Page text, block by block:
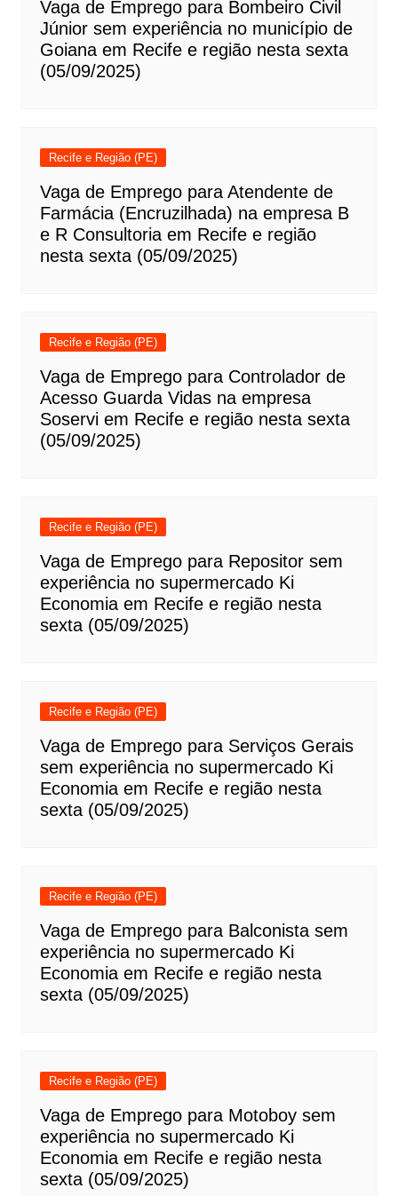
Vaga de Emprego para Bombeiro Civil
Júnior sem experiência no município de
Goiana em Recife e região nesta sexta
(05/09/2025)
Recife e Região (PE)
Vaga de Emprego para Atendente de
Farmácia (Encruzilhada) na empresa B
e R Consultoria em Recife e região
nesta sexta (05/09/2025)
Recife e Região (PE)
Vaga de Emprego para Controlador de
Acesso Guarda Vidas na empresa
Soservi em Recife e região nesta sexta
(05/09/2025)
Recife e Região (PE)
Vaga de Emprego para Repositor sem
experiência no supermercado Ki
Economia em Recife e região nesta
sexta (05/09/2025)
Recife e Região (PE)
Vaga de Emprego para Serviços Gerais
sem experiência no supermercado Ki
Economia em Recife e região nesta
sexta (05/09/2025)
Recife e Região (PE)
Vaga de Emprego para Balconista sem
experiência no supermercado Ki
Economia em Recife e região nesta
sexta (05/09/2025)
Recife e Região (PE)
Vaga de Emprego para Motoboy sem
experiência no supermercado Ki
Economia em Recife e região nesta
sexta (05/09/2025)